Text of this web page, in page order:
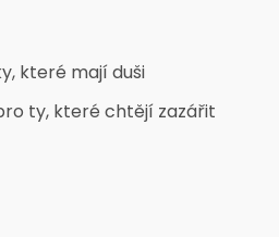
které mají duši
ty, které chtějí zazářit